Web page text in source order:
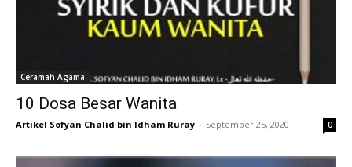
Ceramah Agama
10 Dosa Besar Wanita
Artikel Sofyan Chalid bin Idham Ruray - September 25, 2020 0